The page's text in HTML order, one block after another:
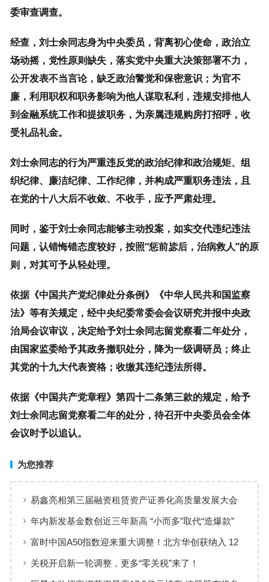
委审查调查。
经查，刘士余同志身为中央委员，背离初心使命，政治立
场动摇，党性原则缺失，落实党中央重大决策部署不力，
公开发表不当言论，缺乏政治警觉和保密意识；为官不
廉，利用职权和职务影响为他人谋取私利，违规安排他人
到金融系统工作和提拔职务，为亲属违规购房打招呼，收
受礼品礼金。
刘士余同志的行为严重违反党的政治纪律和政治规矩、组
织纪律、廉洁纪律、工作纪律，并构成严重职务违法，且
在党的十八大后不收敛、不收手，应予严肃处理。
同时，鉴于刘士余同志能够主动投案，如实交代违纪违法
问题，认错悔错态度较好，按照“惩前毖后，治病救人”的原
则，对其可予从轻处理。
依据《中国共产党纪律处分条例》《中华人民共和国监察
法》等有关规定，经中央纪委常委会会议研究并报中央政
治局会议审议，决定给予刘士余同志留党察看二年处分，
由国家监委给予其政务撤职处分，降为一级调研员；终止
其党的十九大代表资格；收缴其违纪违法所得。
依据《中国共产党章程》第四十二条第三款的规定，给予
刘士余同志留党察看二年的处分，待召开中央委员会全体
会议时予以追认。
为您推荐
易鑫亮相第三届融资租赁资产证券化高质量发展大会
畅途租赁与上海银行达成战略合作
年内新发基金数创近三年新高 “小而多”取代“造爆款”
富时中国A50指数迎来重大调整！北方华创获纳入 12
月20日收盘后生效
关税开启新一轮调整，更多“零关税”来了！